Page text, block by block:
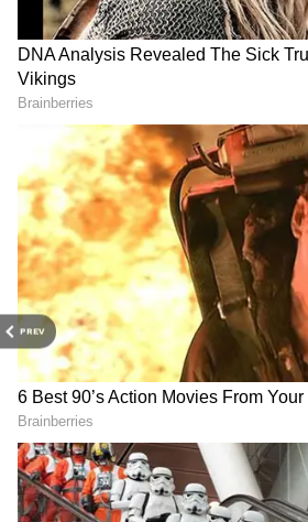
PREV
இயக்கிய திருச்செல்வம்
எதிர்நீச்சல் என்கிற
ஜீவானந்தம் என்கிற
நடித்திருந்தார்.
'கூலி' படத்தின் சிக்கிட்டு
செம்ம வைப் மூடில்
தெறிக்கவிட்ட தலைவர்!